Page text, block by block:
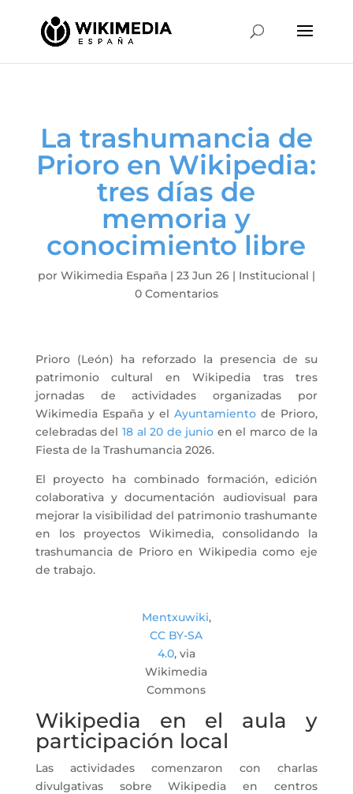
La trashumancia de
Prioro en Wikipedia:
tres días de
memoria y
conocimiento libre
por Wikimedia España| 23 Jun 26| Institucional |
0 Comentarios
Prioro (León) ha reforzado la presencia de su
patrimonio cultural en Wikipedia tras tres
jornadas de actividades organizadas por
Wikimedia España y elAyuntamiento de Prioro,
celebradas del 18 al 20 de junio en el marco de la
Fiesta de la Trashumancia 2026.
El proyecto ha combinado formación, edición
colaborativa y documentación audiovisual para
mejorar la visibilidad del patrimonio trashumante
en los proyectos Wikimedia, consolidando la
trashumancia de Prioro en Wikipedia como eje
de trabajo.
Mentxuwiki,
CC BY-SA
4.0, via
Wikimedia
Commons
Wikipedia en el aula y
participación local
Las actividades comenzaron con charlas
divulgativas sobre Wikipedia en centros